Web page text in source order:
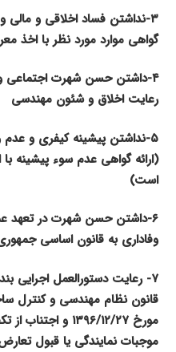
۳-نداشتن فساد اخلاقی و مالی و
گواهی موارد مورد نظر با اخذ
۴-داشتن حسن شهرت اجتماعی
رعایت اخلاق و شئون مهندسی
۵-نداشتن پیشینه کیفری و عدم
(ارائه گواهی عدم سوء پیشینه
است)
۶-داشتن حسن شهرت در تعهد
وفاداری به قانون اساسی
۷- رعایت دستورالعمل اجرایی بند
مورخ ۱۳۹۶/۱۲/۲۷ و
موجبات نمایندگی یا قبول